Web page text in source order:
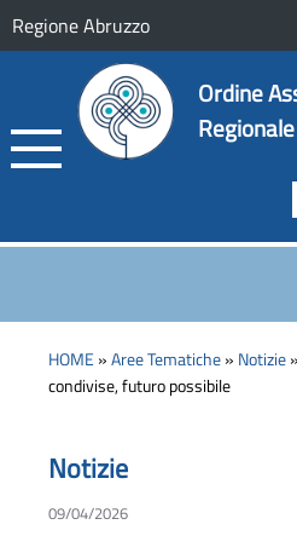
Regione Abruzzo
Ordine
HOME »Aree Tematiche» Notizie
condivise, futuro possibile
Notizie
09/04/2026